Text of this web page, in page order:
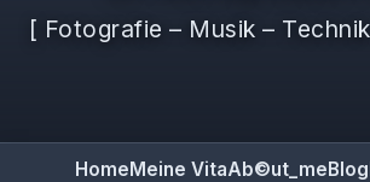
[ Fotografie – Musik –
HomeMeine VitaAb©ut_meBlog